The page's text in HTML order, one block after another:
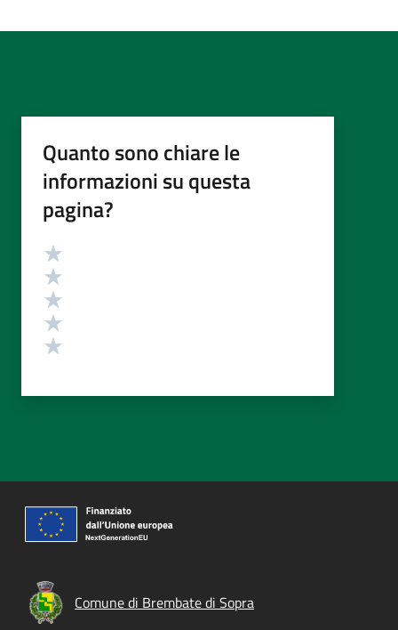
Quanto sono chiare le
informazioni su questa
pagina?
Valutazione
Comune di Brembate di Sopra